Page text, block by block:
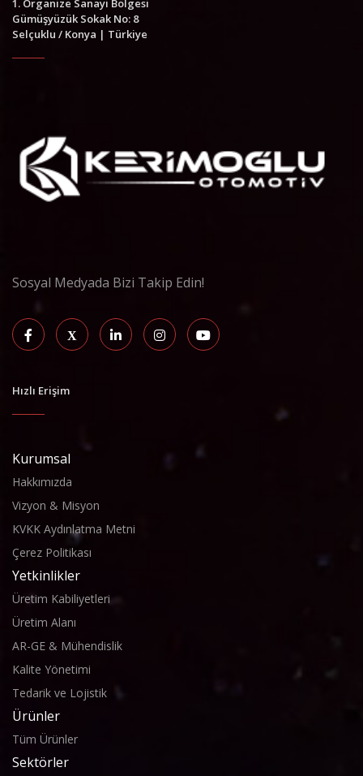
1. Organize Sanayi Bölgesi
Gümüşyüzük Sokak No: 8
Selçuklu / Konya | Türkiye
Sosyal Medyada Bizi Takip Edin!
Hızlı Erişim
Kurumsal
Hakkımızda
Vizyon & Misyon
KVKK Aydınlatma Metni
Çerez Politikası
Yetkinlikler
Üretim Kabiliyetleri
Üretim Alanı
AR-GE & Mühendislik
Kalite Yönetimi
Tedarik ve Lojistik
Ürünler
Tüm Ürünler
Sektörler